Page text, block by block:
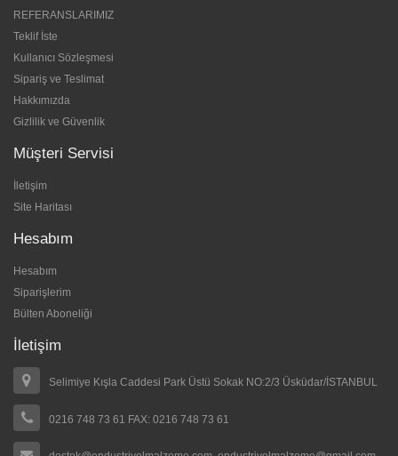
REFERANSLARIMIZ
Teklif İste
Kullanıcı Sözleşmesi
Sipariş ve Teslimat
Hakkımızda
Gizlilik ve Güvenlik
Müşteri Servisi
İletişim
Site Haritası
Hesabım
Hesabım
Siparişlerim
Bülten Aboneliği
İletişim
Selimiye Kışla Caddesi Park Üstü Sokak NO:2/3 Üsküdar/İSTANBUL
0216 748 73 61 FAX: 0216 748 73 61